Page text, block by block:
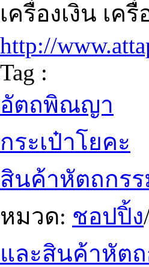
เครื่องเงิน เ
http://
Tag :
อัตถพิณญา
กระเป๋าโยคะ
สินค้าหัตถกรร
หมวด: ชอปปิ้ง
และสินค้าหัตถ